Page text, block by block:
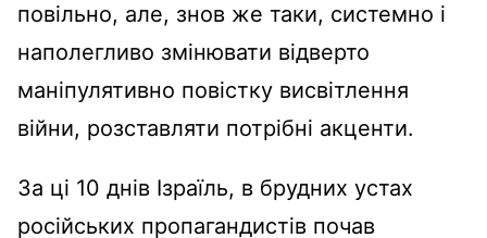
повільно, але, знов же таки, системно і
наполегливо змінювати відверто
маніпулятивно повістку висвітлення
війни, розставляти потрібні акценти.
За ці 10 днів Ізраїль, в брудних устах
російських пропагандистів почав